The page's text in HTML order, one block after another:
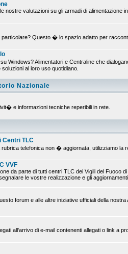
nostre valutazioni su gli armadi di alimentazione
Questo � lo spazio adatto per
Windows? Alimentatori e Centraline che
al loro uso quotidiano.
Nazionale
e informazioni tecniche reperibili in rete.
Centri TLC
telefonica non � aggiornata, utilizziamo la
VVF
da parte di tutti centri TLC dei Vigili del Fuoco
le vostre realizzazione e gli
forum e alle altre iniziative ufficiali della
all'arrivo di e-mail contenenti allegati o link a